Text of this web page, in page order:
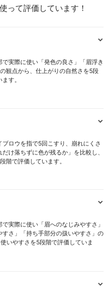
って評価しています！
で実際に使い「発色の良さ」「眉浮き
観点から、仕上がりの自然さを5段
す。
ブロウを指で5回こすり、崩れにくさ
け落ちずに色が残るか」を比較し、
階で評価しています。
実際に使い「眉へのなじみやすさ」
すさ」「持ち手部分の扱いやすさ」の
いやすさを5段階で評価していま